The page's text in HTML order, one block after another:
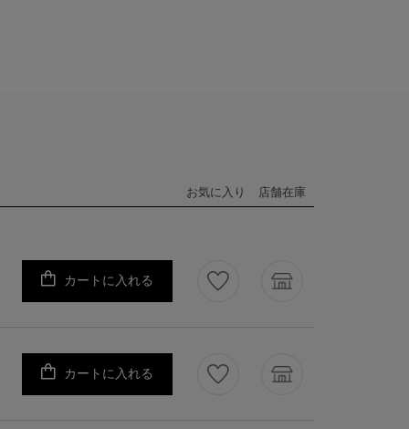
お気に入り 店舗在庫
カートに入れる
カートに入れる